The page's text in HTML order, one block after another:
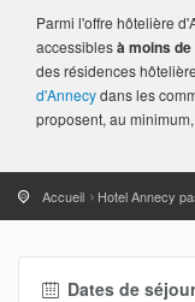
Parmi l'offre hôtelière
accessiblesà moins
des résidences
d'Annecydans les
proposent, au
Accueil Hotel Annecy
Dates de séjour